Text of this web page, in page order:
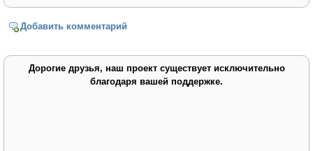
Добавить комментарий
Дорогие друзья, наш проект существует исключительно
благодаря вашей поддержке.